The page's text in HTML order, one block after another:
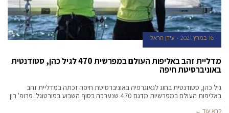
16 במרץ 2021 עידן הראל
מדליית זהב באליפות העולם במפרשית 470 לגיל כהן, סטודנטית
באוניברסיטת חיפה
גיל כהן, סטודנטית בחוג לגאוגרפיה באוניברסיטת חיפה זכתה במדליית זהב
באליפות העולם במפרשיות מדגם 470 שנערכה בסוף השבוע בפורטוגל. פרופ' רון
קרא עוד ←